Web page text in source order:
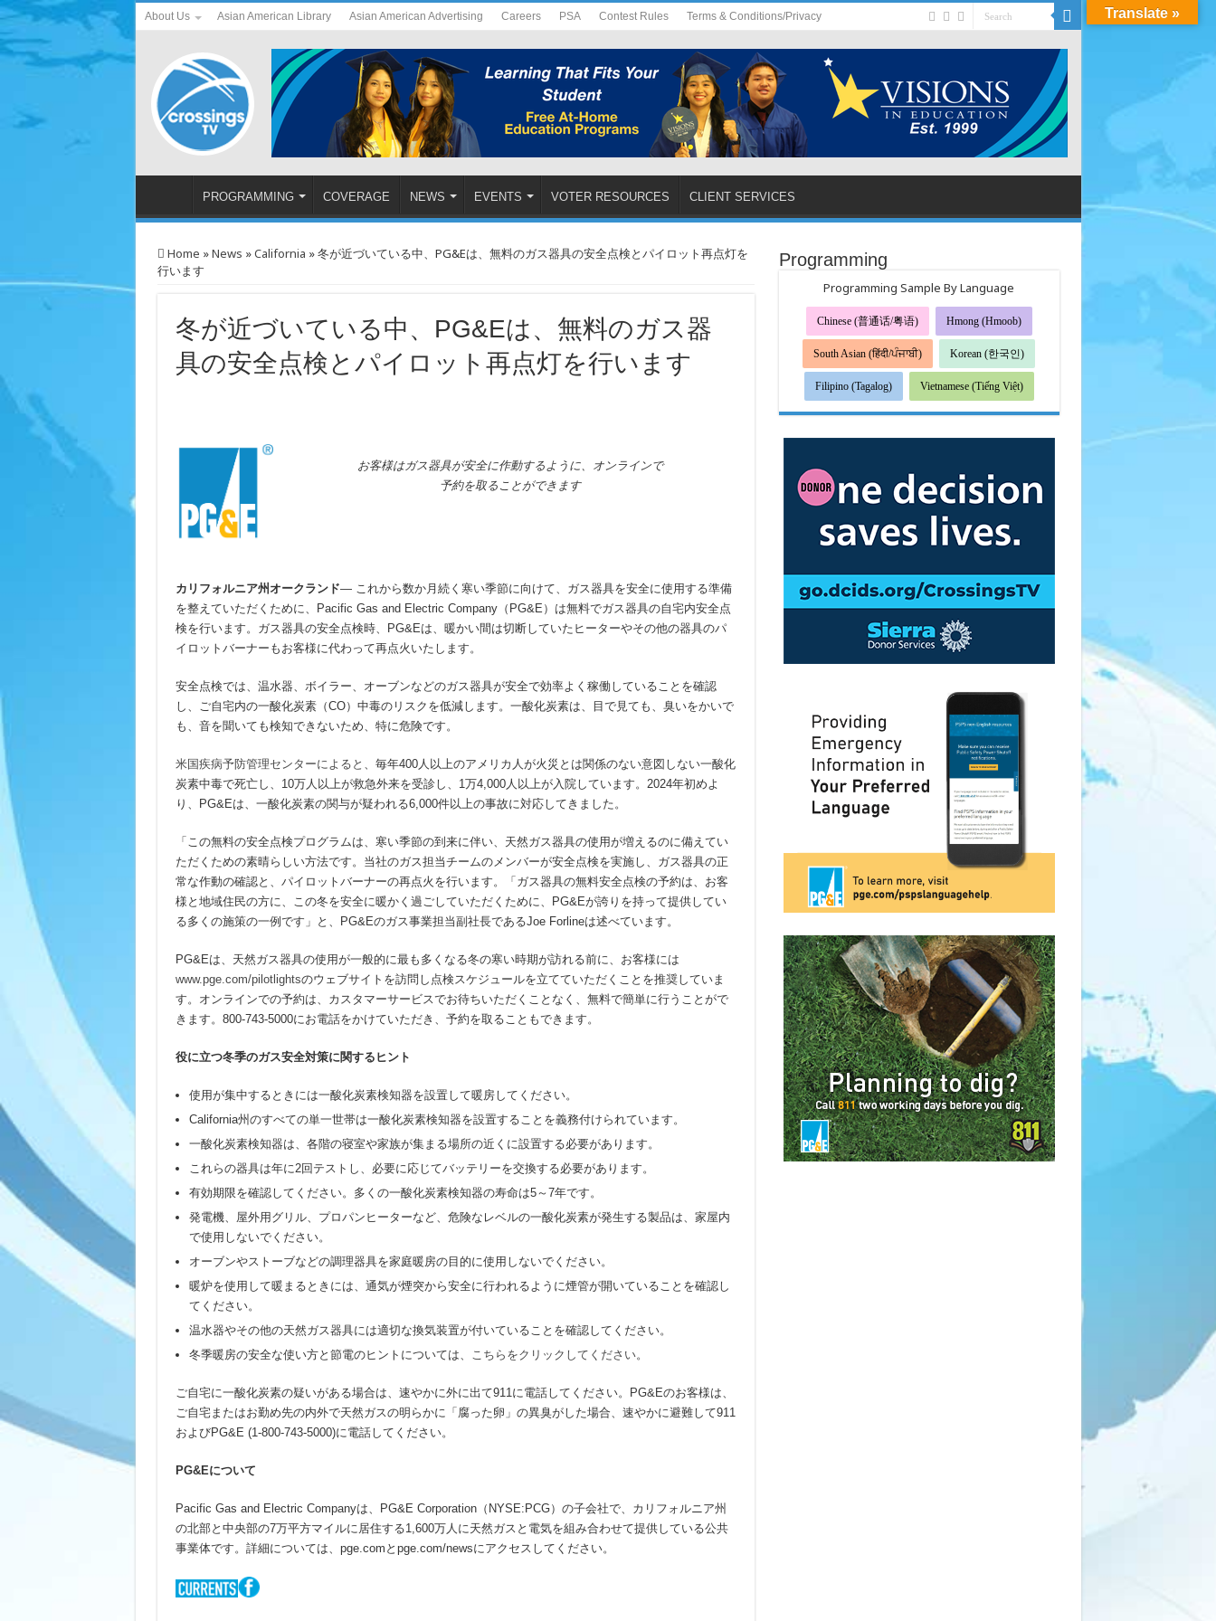
About Us Asian American Library Asian American Advertising Careers PSA Contest Rules Terms & Conditions/Privacy
PROGRAMMING COVERAGE NEWS EVENTS VOTER RESOURCES CLIENT SERVICES
Home »News »California »冬が近づいている中、PG&Eは、無料のガス器具の安全点検とパイロット再点灯を
行います
冬が近づいている中、PG&Eは、無料のガス器
具の安全点検とパイロット再点灯を行います
お客様はガス器具が安全に作動するように、オンラインで
予約を取ることができます
カリフォルニア州オークランド— これから数か月続く寒い季節に向けて、ガス器具を安全に使用する準備
を整えていただくために、Pacific Gas and Electric Company（PG&E）は無料でガス器具の自宅内安全点
検を行います。ガス器具の安全点検時、PG&Eは、暖かい間は切断していたヒーターやその他の器具のパ
イロットバーナーもお客様に代わって再点火いたします。
安全点検では、温水器、ボイラー、オーブンなどのガス器具が安全で効率よく稼働していることを確認
し、ご自宅内の一酸化炭素（CO）中毒のリスクを低減します。一酸化炭素は、目で見ても、臭いをかいで
も、音を聞いても検知できないため、特に危険です。
米国疾病予防管理センターによると 、毎年400人以上のアメリカ人が火災とは関係のない意図しない一酸化
炭素中毒で死亡し、10万人以上が救急外来を受診し、1万4,000人以上が入院しています。2024年初めよ
り、PG&Eは、一酸化炭素の関与が疑われる6,000件以上の事故に対応してきました。
「この無料の安全点検プログラムは、寒い季節の到来に伴い、天然ガス器具の使用が増えるのに備えてい
ただくための素晴らしい方法です。当社のガス担当チームのメンバーが安全点検を実施し、ガス器具の正
常な作動の確認と、パイロットバーナーの再点火を行います。「ガス器具の無料安全点検の予約は、お客
様と地域住民の方に、この冬を安全に暖かく過ごしていただくために、PG&Eが誇りを持って提供してい
る多くの施策の一例です」と、PG&Eのガス事業担当副社長であるJoe Forlineは述べています。
PG&Eは、天然ガス器具の使用が一般的に最も多くなる冬の寒い時期が訪れる前に、お客様には
www.pge.com/pilotlightsのウェブサイトを訪問し点検スケジュールを立てていただくことを推奨していま
す。オンラインでの予約は、カスタマーサービスでお待ちいただくことなく、無料で簡単に行うことがで
きます。800-743-5000にお電話をかけていただき、予約を取ることもできます。
役に立つ冬季のガス安全対策に関するヒント
使用が集中するときには一酸化炭素検知器を設置して暖房してください。
California州のすべての単一世帯は一酸化炭素検知器を設置することを義務付けられています。
一酸化炭素検知器は、各階の寝室や家族が集まる場所の近くに設置する必要があります。
これらの器具は年に2回テストし、必要に応じてバッテリーを交換する必要があります。
有効期限を確認してください。多くの一酸化炭素検知器の寿命は5～7年です。
発電機、屋外用グリル、プロパンヒーターなど、危険なレベルの一酸化炭素が発生する製品は、家屋内
で使用しないでください。
オーブンやストーブなどの調理器具を家庭暖房の目的に使用しないでください。
暖炉を使用して暖まるときには、通気が煙突から安全に行われるように煙管が開いていることを確認し
てください。
温水器やその他の天然ガス器具には適切な換気装置が付いていることを確認してください。
冬季暖房の安全な使い方と節電のヒントについては、 こちらをクリックしてください。
ご自宅に一酸化炭素の疑いがある場合は、速やかに外に出て911に電話してください。PG&Eのお客様は、
ご自宅またはお勤め先の内外で天然ガスの明らかに「腐った卵」の異臭がした場合、速やかに避難して911
およびPG&E (1-800-743-5000)に電話してください。
PG&Eについて
Pacific Gas and Electric Companyは、PG&E Corporation（NYSE:PCG）の子会社で、カリフォルニア州
の北部と中央部の7万平方マイルに居住する1,600万人に天然ガスと電気を組み合わせて提供している公共
事業体です。詳細については、pge.comとpge.com/newsにアクセスしてください。
Programming
Programming Sample By Language
Chinese (普通话/粤语) Hmong (Hmoob)
South Asian (हिंदी/ਪੰਜਾਬੀ) Korean (한국인)
Filipino (Tagalog) Vietnamese (Tiếng Việt)
Translate »